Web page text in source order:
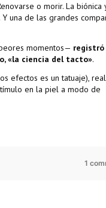
o morir. La biónica
una de las grandes
momentos— registró
«la ciencia del tacto».
efectos es un tatuaje),
en la piel a modo de
1